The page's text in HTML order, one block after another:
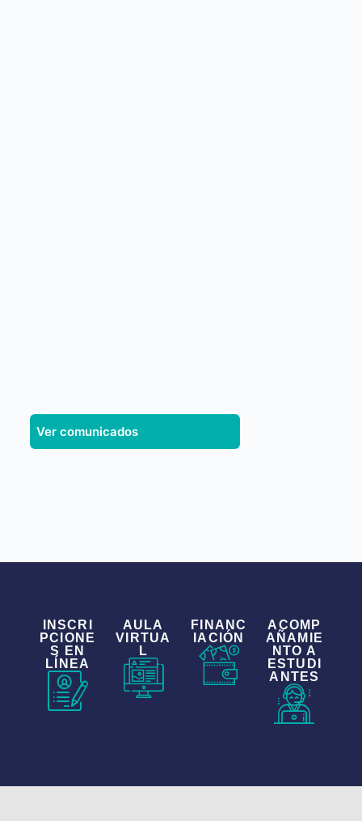
Ver comunicados
INSCRI
PCIONE
S EN
LÍNEA
AULA
VIRTUA
L
FINANC
IACIÓN
ACOMP
AÑAMIE
NTO A
ESTUDI
ANTES